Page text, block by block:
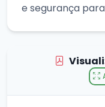
e segurança